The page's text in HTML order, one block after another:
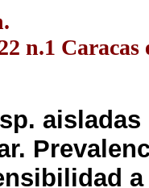
n.1 Caracas
aisladas